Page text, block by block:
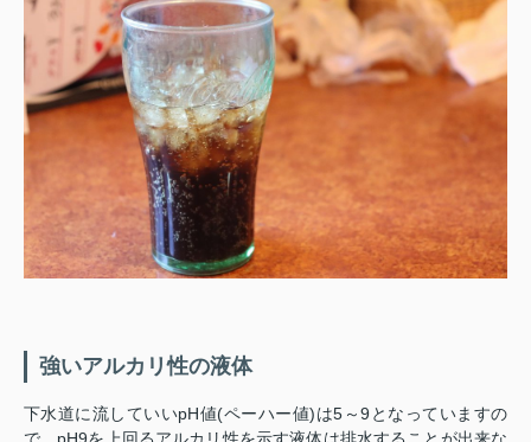
強いアルカリ性の液体
下水道に流していいpH値(ペーハー値)は5～9となっていますの
で、pH9を上回るアルカリ性を示す液体は排水することが出来な